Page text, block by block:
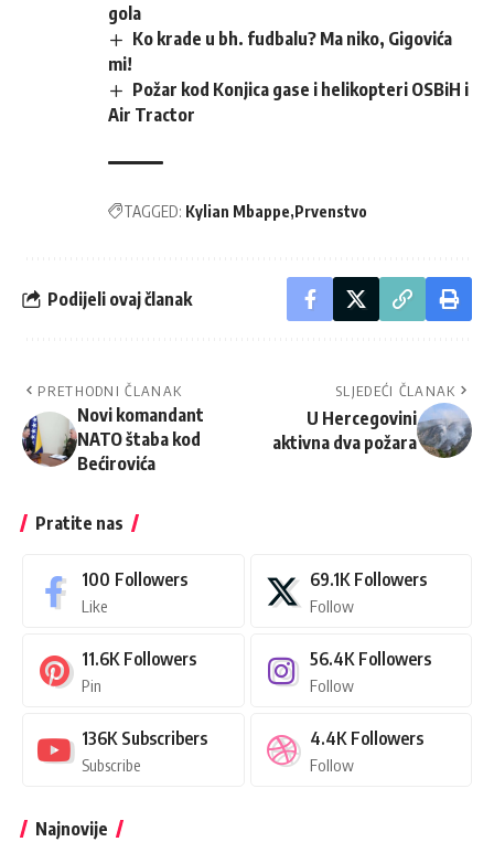
gola
Ko krade u bh. fudbalu? Ma niko, Gigovića
mi!
Požar kod Konjica gase i helikopteri OSBiH i
Air Tractor
TAGGED: Kylian Mbappe Prvenstvo
Podijeli ovaj članak
PRETHODNI ČLANAK
Novi komandant
NATO štaba kod
Bećirovića
SLJEDEĆI ČLANAK
U Hercegovini
aktivna dva požara
Pratite nas
100 Followers
Like
69.1K Followers
Follow
11.6K Followers
Pin
56.4K Followers
Follow
136K Subscribers
Subscribe
4.4K Followers
Follow
Najnovije